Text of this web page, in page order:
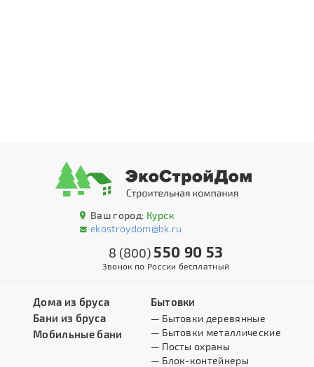
Ваш город: Курск
ekostroydom@bk.ru
8 (800) 550 90 53
Звонок по России бесплатный
Дома из бруса
Бани из бруса
Мобильные бани
Бытовки
— Бытовки деревянные
— Бытовки металлические
— Посты охраны
— Блок-контейнеры